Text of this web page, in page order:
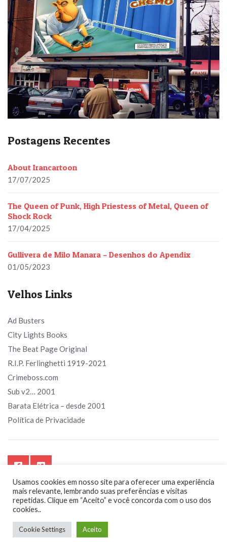
Postagens Recentes
About Irancartoon
17/07/2025
The Queen of Punk, High Priestess of Metal, Queen of
Shock Rock
17/04/2025
Gullivera de Milo Manara – Desenhos do Apendix
01/05/2023
Velhos Links
Ad Busters
City Lights Books
The Beat Page Original
R.I.P. Ferlinghetti 1919-2021
Crimeboss.com
Sub v2… 2001
Barata Elétrica – desde 2001
Política de Privacidade
Sub.art.br - Segurando o touro pelos chifres. Sempre!
Usamos cookies em nosso site para oferecer uma experiência
mais relevante, lembrando suas preferências e visitas
repetidas. Clique em “Aceito” e você concorda com o uso dos
cookies..
Cookie Settings Aceito